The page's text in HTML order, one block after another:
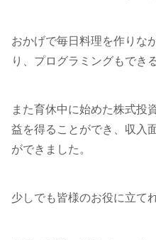
おかげで毎日料理を作りな
り、プログラミングもでき
また育休中に始めた株式投
益を得ることができ、収入
ができました。
少しでも皆様のお役に立て